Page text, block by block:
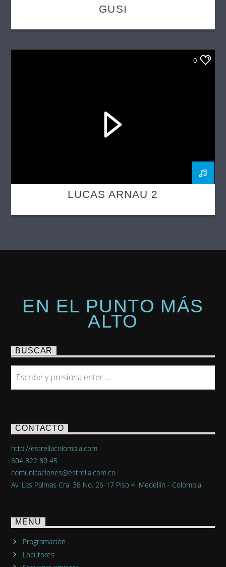
GUSI
0
LUCAS ARNAU 2
EN EL PUNTO MÁS
ALTO
BUSCAR
CONTACTO
http://estrellacolombia.com
604 322 80 45
comunicaciones@estrella.com.co
Av. Las Palmas Cra. 38 No. 26-17 Piso 4. Medellín - Colombia
MENU
Programación
Locutores